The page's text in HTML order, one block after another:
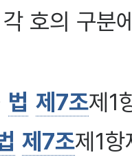
호의 구분
법 제7조제1
제7조제1